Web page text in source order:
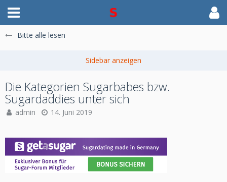
Bitte alle lesen
Die Kategorien Sugarbabes bzw.
Sugardaddies unter sich
admin 14. Juni 2019